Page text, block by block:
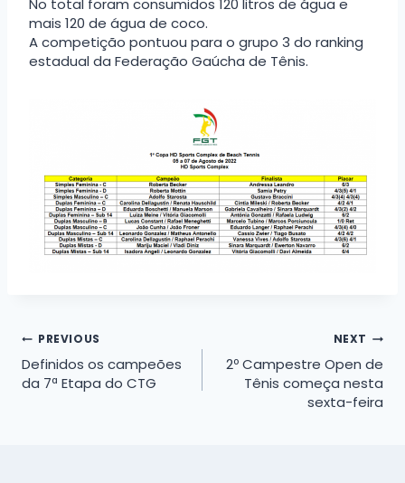
mais 120 de água de coco.
A competição pontuou para o grupo 3 do ranking
estadual da Federação Gaúcha de Tênis.
Navegação
de
PREVIOUS
Definidos os campeões
da 7ª Etapa do CTG
NEXT
2º Campestre Open de
Tênis começa nesta
sexta-feira